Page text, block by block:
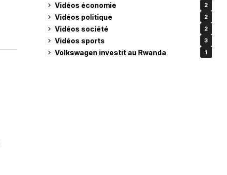
Vidéos économie 2
Vidéos politique 2
Vidéos société 2
Vidéos sports 3
Volkswagen investit au Rwanda 1